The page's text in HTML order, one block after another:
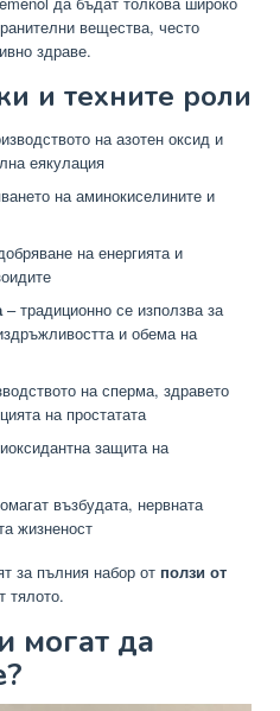
вещества, често
здраве.
и техните роли
на азотен оксид и
еякулация
на аминокиселините и
на енергията и
– традиционно се използва за
и обема на
на сперма, здравето
на простатата
защита на
възбудата, нервната
жизненост
за пълния набор от ползи от
тялото.
могат да